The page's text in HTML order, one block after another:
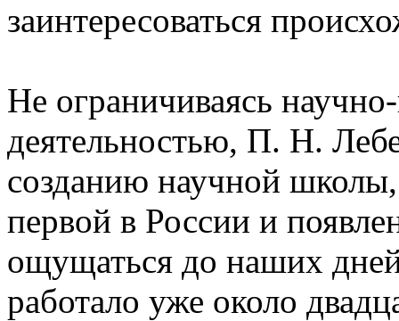
заинтересоваться
Не ограничиваясь
деятельностью, П. Н.
созданию научной
первой в России и
ощущаться до наших
работало уже около